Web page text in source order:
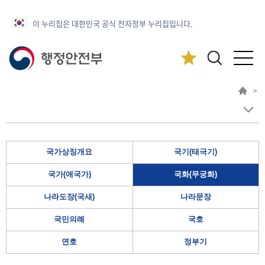
이 누리집은 대한민국 공식 전자정부 누리집입니다.
>
국가상징개요 국기(태극기)
국가(애국가) 국화(무궁화)
나라도장(국새) 나라문장
국민의례 국호
연호 정부기